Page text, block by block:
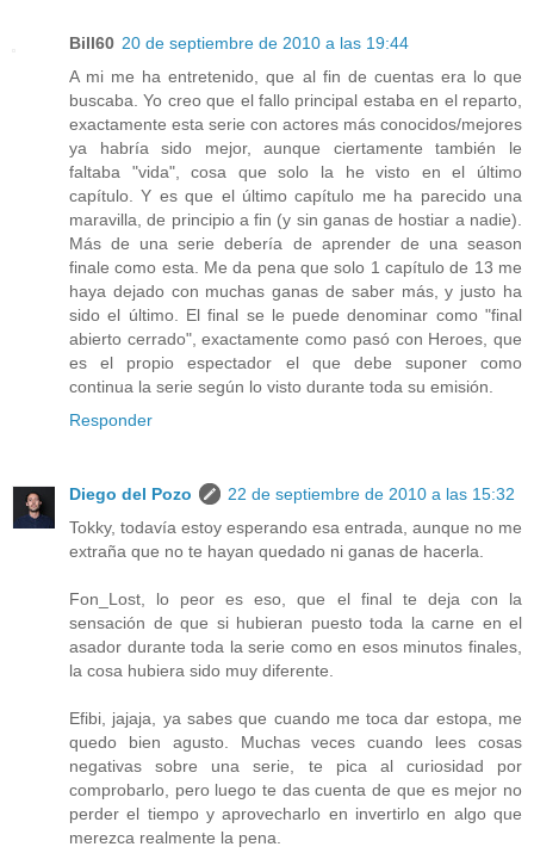
Bill60 20 de septiembre de 2010 a las 19:44
A mi me ha entretenido, que al fin de cuentas era lo que
buscaba. Yo creo que el fallo principal estaba en el reparto,
exactamente esta serie con actores más conocidos/mejores
ya habría sido mejor, aunque ciertamente también le
faltaba "vida", cosa que solo la he visto en el último
capítulo. Y es que el último capítulo me ha parecido una
maravilla, de principio a fin (y sin ganas de hostiar a nadie).
Más de una serie debería de aprender de una season
finale como esta. Me da pena que solo 1 capítulo de 13 me
haya dejado con muchas ganas de saber más, y justo ha
sido el último. El final se le puede denominar como "final
abierto cerrado", exactamente como pasó con Heroes, que
es el propio espectador el que debe suponer como
continua la serie según lo visto durante toda su emisión.
Responder
Diego del Pozo
22 de septiembre de 2010 a las 15:32
Tokky, todavía estoy esperando esa entrada, aunque no me
extraña que no te hayan quedado ni ganas de hacerla.
Fon_Lost, lo peor es eso, que el final te deja con la
sensación de que si hubieran puesto toda la carne en el
asador durante toda la serie como en esos minutos finales,
la cosa hubiera sido muy diferente.
Efibi, jajaja, ya sabes que cuando me toca dar estopa, me
quedo bien agusto. Muchas veces cuando lees cosas
negativas sobre una serie, te pica al curiosidad por
comprobarlo, pero luego te das cuenta de que es mejor no
perder el tiempo y aprovecharlo en invertirlo en algo que
merezca realmente la pena.